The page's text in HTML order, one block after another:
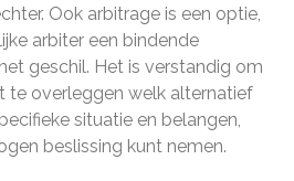
Ook arbitrage is een optie,
arbiter een bindende
geschil. Het is verstandig om
te overleggen welk alternatief
situatie en belangen,
beslissing kunt nemen.